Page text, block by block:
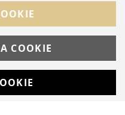
P.IVA IT05919160969
14 | Milano
COOKIE